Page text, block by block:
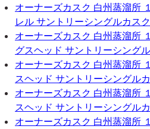
オーナーズカスク 白州蒸溜所
レル サントリーシングルカス
オーナーズカスク 白州蒸溜所
グスヘッド サントリーシング
オーナーズカスク 白州蒸溜所
スヘッド サントリーシングル
オーナーズカスク 白州蒸溜所
スヘッド サントリーシングル
オーナーズカスク 白州蒸溜所